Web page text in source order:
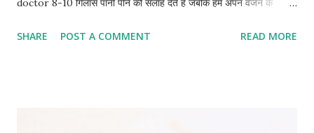
doctor 8-10 गिलास पानी पीने की सलाह देते है जबकि हमे अपने वजन के
की जरूरत अलग-अलग होती है। पानी शरीर को detox करने के
SHARE POST A COMMENT READ MORE